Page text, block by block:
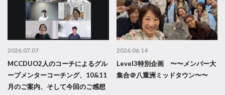
2026.07.07
MCCDUO2人のコーチによるグル
ープメンターコーチング、10&11
月のご案内、そして今回のご感想
2026.06.14
Level3特別企画 〜〜メンバー大
集合＠八重洲ミッドタウン〜〜